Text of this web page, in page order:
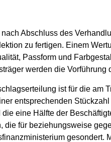
Abschluss des
zu fertigen. Einem
Passform und
werden die Vorführung
ist für die am
entsprechenden
eine Hälfte der
die für beziehungsweise